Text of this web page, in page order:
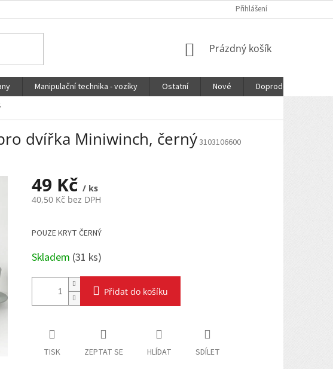
Přihlášení
NÁKUPNÍ
Prázdný košík
Manipulační technika - vozíky Ostatní Nové Doprodej
dvířka Miniwinch, černý3103106600
49 Kč / ks
40,50 Kč bez DPH
cena:
POUZE KRYT ČERNÝ
Skladem (31 ks)
Přidat do košíku
TISK ZEPTAT SE HLÍDAT SDÍLET